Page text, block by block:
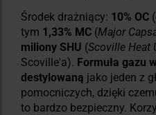
Środek drażniący: 10% OC (
tym 1,33% MC (Major
miliony SHU (Scoville Heat
Scoville'a). Formuła gazu
destylowaną jako jeden z
pomocniczych, dzięki
to bardzo bezpieczny.